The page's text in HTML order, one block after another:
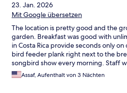
23. Jan. 2026
Mit Google übersetzen
The location is pretty good and the
garden. Breakfast was good with
in Costa Rica provide seconds only
bird feeder plank right next to the
songbird show every morning. Staff
cleaners did their best keeping the
the more run-down rooms, looked
Assaf, Aufenthalt von 3 Nächten